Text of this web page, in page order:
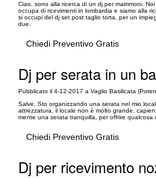
Ciao, sono alla ricerca di un dj per matrimoni.
occupa di ricevimenti in lombardia e siamo alla
si occupi del dj set post taglio torta, per un
due.
Chiedi Preventivo Gratis
Dj per serata in un
Pubblicato il 4-12-2017 a Vaglio Basilicata
Salve. Sto organizzando una serata nel mio
attrezzatura, il locale non è molto grande,
mente una serata tranquilla, per offrire qualcosa
Chiedi Preventivo Gratis
Dj per ricevimento